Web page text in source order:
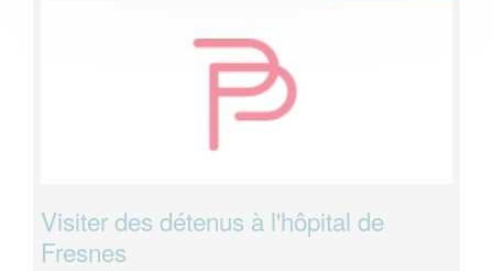
Visiter des détenus à l'hôpital de
Fresnes